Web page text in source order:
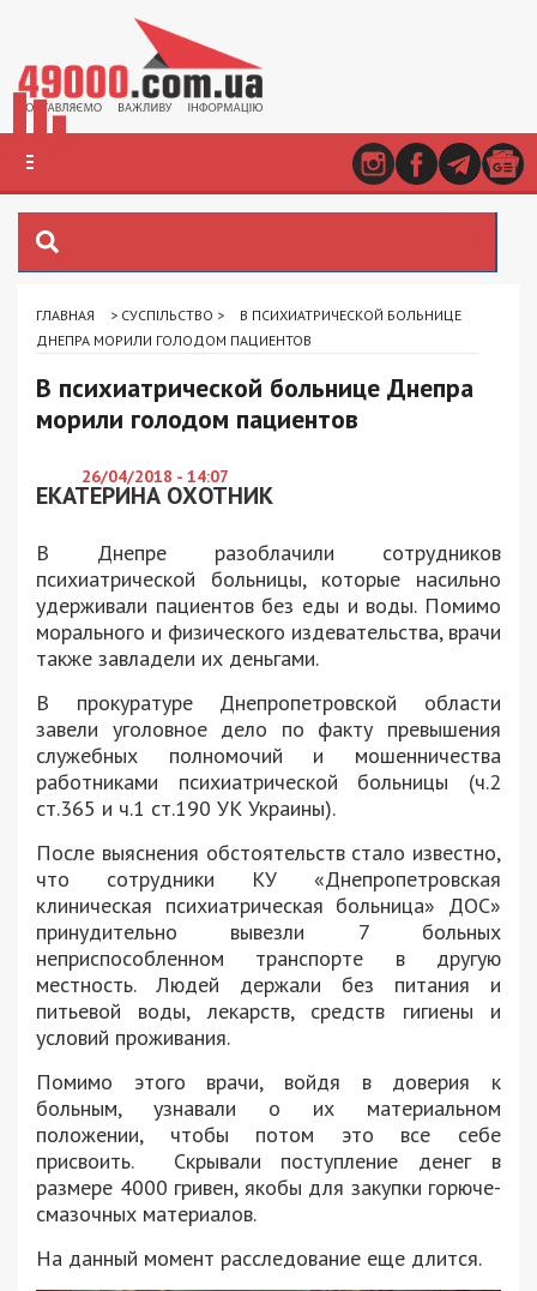
ГЛАВНАЯ > СУСПІЛЬСТВО >
В ПСИХИАТРИЧЕСКОЙ БОЛЬНИЦЕ
ДНЕПРА МОРИЛИ ГОЛОДОМ ПАЦИЕНТОВ
В психиатрической больнице Днепра
морили голодом пациентов
26/04/2018 - 14:07
ЕКАТЕРИНА ОХОТНИК
В Днепре разоблачили сотрудников
психиатрической больницы, которые насильно
удерживали пациентов без еды и воды. Помимо
морального и физического издевательства, врачи
также завладели их деньгами.
В прокуратуре Днепропетровской области
завели уголовное дело по факту превышения
служебных полномочий и мошенничества
работниками психиатрической больницы (ч.2
ст.365 и ч.1 ст.190 УК Украины).
После выяснения обстоятельств стало известно,
что сотрудники КУ «Днепропетровская
клиническая психиатрическая больница» ДОC»
принудительно вывезли 7 больных
неприспособленном транспорте в другую
местность. Людей держали без питания и
питьевой воды, лекарств, средств гигиены и
условий проживания.
Помимо этого врачи, войдя в доверия к
больным, узнавали о их материальном
положении, чтобы потом это все себе
присвоить. Скрывали поступление денег в
размере 4000 гривен, якобы для закупки горюче-
смазочных материалов.
На данный момент расследование еще длится.